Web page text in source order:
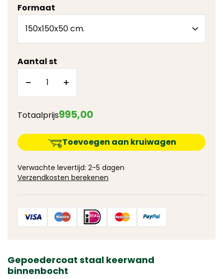
Formaat
Aantal st
Totaalprijs995,00
Toevoegen aan kruiwagen
Verwachte levertijd: 2-5 dagen
Verzendkosten berekenen
Gepoedercoat staal keerwand
binnenbocht